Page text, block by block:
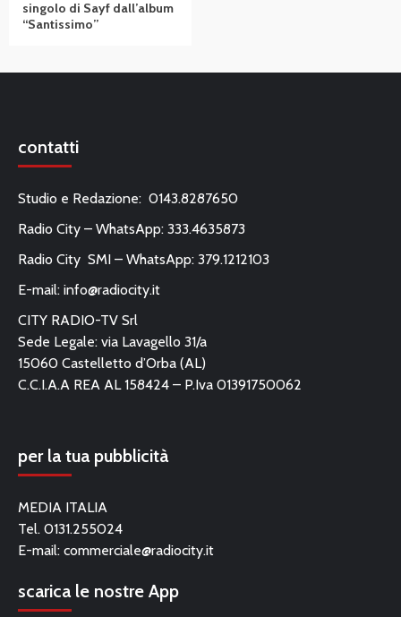
singolo di Sayf dall’album
“Santissimo”
contatti
Studio e Redazione: 0143.8287650
Radio City – WhatsApp: 333.4635873
Radio City SMI – WhatsApp: 379.1212103
E-mail: info@radiocity.it
CITY RADIO-TV Srl
Sede Legale: via Lavagello 31/a
15060 Castelletto d’Orba (AL)
C.C.I.A.A REA AL 158424 – P.Iva 01391750062
per la tua pubblicità
MEDIA ITALIA
Tel. 0131.255024
E-mail: commerciale@radiocity.it
scarica le nostre App